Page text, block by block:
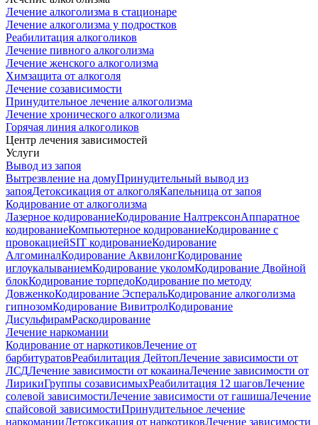
Лечение алкоголизма в стационаре
Лечение алкоголизма у подростков
Реабилитация алкоголиков
Лечение пивного алкоголизма
Лечение женского алкоголизма
Химзащита от алкоголя
Лечение созависимости
Принудительное лечение алкоголизма
Лечение хронического алкоголизма
Горячая линия алкоголиков
Центр лечения зависимостей
Услуги
Вывод из запоя
Вытрезвление на домуПринудительный вывод из
запояДетоксикация от алкоголяКапельница от запоя
Кодирование от алкоголизма
Лазерное кодированиеКодирование НалтрексонАппаратное
кодированиеКомпьютерное кодированиеКодирование с
провокациейSIT кодированиеКодирование
АлгоминалКодирование АквилонгКодирование
иглоукалываниемКодирование уколомКодирование Двойной
блокКодирование торпедоКодирование по методу
ДовженкоКодирование ЭсперальКодирование алкоголизма
гипнозомКодирование ВивитролКодирование
ДисульфирамРаскодирование
Лечение наркомании
Кодирование от наркотиковЛечение от
барбитуратовРеабилитация ДейтопЛечение зависимости от
ЛСДЛечение зависимости от кокаинаЛечение зависимости от
ЛирикиГруппы созависимыхРеабилитация 12 шаговЛечение
солевой зависимостиЛечение зависимости от гашишаЛечение
спайсовой зависимостиПринудительное лечение
наркоманииДетоксикация от наркотиковЛечение зависимости